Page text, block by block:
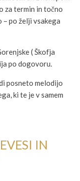
za termin in točno
po želji vsakega
( Škofja
po dogovoru.
posneto melodijo
ki te je v samem
IN